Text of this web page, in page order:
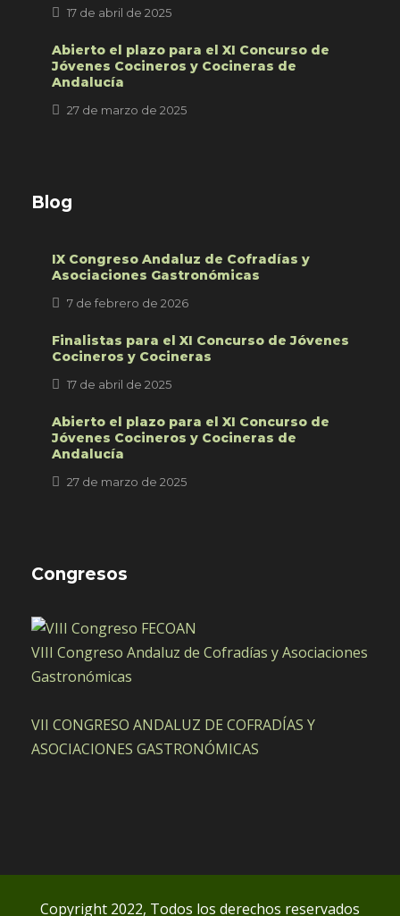
17 de abril de 2025
Abierto el plazo para el XI Concurso de
Jóvenes Cocineros y Cocineras de
Andalucía
27 de marzo de 2025
Blog
IX Congreso Andaluz de Cofradías y
Asociaciones Gastronómicas
7 de febrero de 2026
Finalistas para el XI Concurso de Jóvenes
Cocineros y Cocineras
17 de abril de 2025
Abierto el plazo para el XI Concurso de
Jóvenes Cocineros y Cocineras de
Andalucía
27 de marzo de 2025
Congresos
VIII Congreso Andaluz de Cofradías y Asociaciones
Gastronómicas
VII CONGRESO ANDALUZ DE COFRADÍAS Y
ASOCIACIONES GASTRONÓMICAS
Copyright 2022, Todos los derechos reservados